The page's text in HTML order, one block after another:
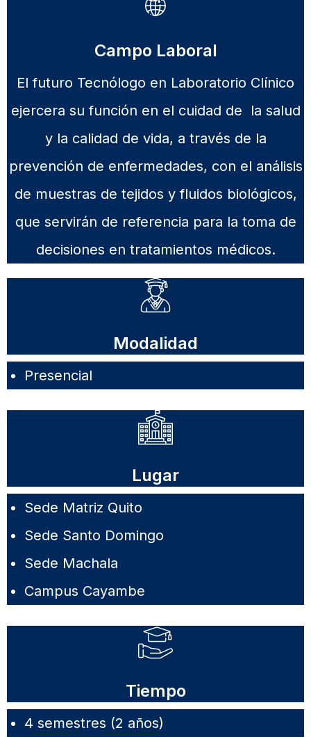
Campo Laboral
El futuro Tecnólogo en Laboratorio Clínico
ejercera su función en el cuidad de la salud
y la calidad de vida, a través de la
prevención de enfermedades, con el análisis
de muestras de tejidos y fluidos biológicos,
que servirán de referencia para la toma de
decisiones en tratamientos médicos.
Modalidad
Presencial
Lugar
Sede Matriz Quito
Sede Santo Domingo
Sede Machala
Campus Cayambe
Tiempo
4 semestres (2 años)